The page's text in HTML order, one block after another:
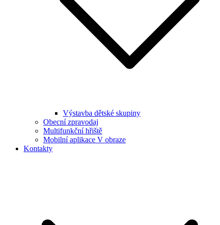
Výstavba dětské skupiny
Obecní zpravodaj
Multifunkční hřiště
Mobilní aplikace V obraze
Kontakty